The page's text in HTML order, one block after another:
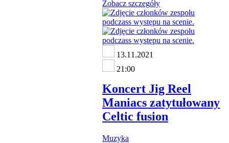
Zobacz szczegóły
13.11.2021
21:00
Koncert Jig Reel
Maniacs zatytułowany
Celtic fusion
Muzyka